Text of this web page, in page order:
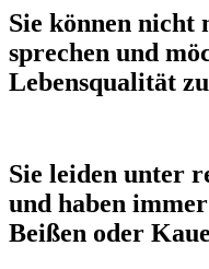
Sie können nicht
sprechen und
Lebensqualität
Sie leiden unter
und haben
Beißen oder